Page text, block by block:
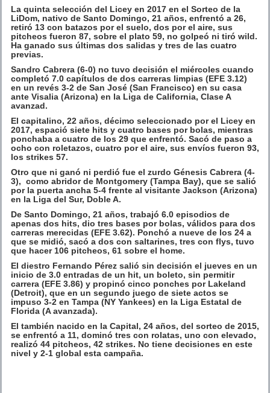
La quinta selección del Licey en 2017 en el Sorteo de la
LiDom, nativo de Santo Domingo, 21 años, enfrentó a 26,
retiró 13 con batazos por el suelo, dos por el aire, sus
pitcheos fueron 87, sobre el plato 59, no golpeó ni tiró wild.
Ha ganado sus últimas dos salidas y tres de las cuatro
previas.
Sandro Cabrera (6-0) no tuvo decisión el miércoles cuando
completó 7.0 capítulos de dos carreras limpias (EFE 3.12)
en un revés 3-2 de San José (San Francisco) en su casa
ante Visalia (Arizona) en la Liga de California, Clase A
avanzad.
El capitalino, 22 años, décimo seleccionado por el Licey en
2017, espació siete hits y cuatro bases por bolas, mientras
ponchaba a cuatro de los 29 que enfrentó. Sacó de paso a
ocho con roletazos, cuatro por el aire, sus envíos fueron 93,
los strikes 57.
Otro que ni ganó ni perdió fue el zurdo Génesis Cabrera (4-
3), como abridor de Montgomery (Tampa Bay), que se salió
por la puerta ancha 5-4 frente al visitante Jackson (Arizona)
en la Liga del Sur, Doble A.
De Santo Domingo, 21 años, trabajó 6.0 episodios de
apenas dos hits, dio tres bases por bolas, válidos para dos
carreras merecidas (EFE 3.62). Ponchó a nueve de los 24 a
que se midió, sacó a dos con saltarines, tres con flys, tuvo
que hacer 106 pitcheos, 61 sobre el home.
El diestro Fernando Pérez salió sin decisión el jueves en un
inicio de 3.0 entradas de un hit, un boleto, sin permitir
carrera (EFE 3.86) y propinó cinco ponches por Lakeland
(Detroit), que en un segundo juego de siete actos se
impuso 3-2 en Tampa (NY Yankees) en la Liga Estatal de
Florida (A avanzada).
El también nacido en la Capital, 24 años, del sorteo de 2015,
se enfrentó a 11, dominó tres con rolatas, uno con elevado,
realizó 44 pitcheos, 42 strikes. No tiene decisiones en este
nivel y 2-1 global esta campaña.